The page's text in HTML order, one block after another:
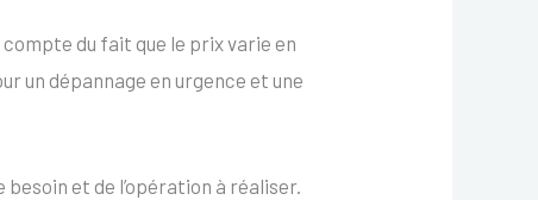
du fait que le prix varie en
un dépannage en urgence et une
et de l’opération à réaliser.